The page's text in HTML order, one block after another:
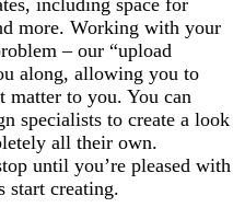
including space for
more. Working with your
– our “upload
along, allowing you to
matter to you. You can
specialists to create a look
all their own.
until you’re pleased with
start creating.